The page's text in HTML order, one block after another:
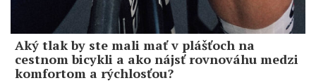
Aký tlak by ste mali mať v plášťoch na
cestnom bicykli a ako nájsť rovnováhu medzi
komfortom a rýchlosťou?